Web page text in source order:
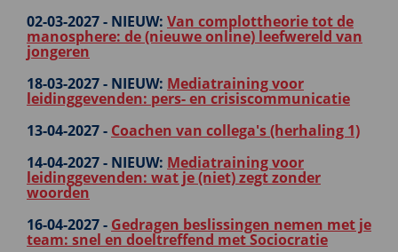
02-03-2027 - NIEUW: Van complottheorie tot de
manosphere: de (nieuwe online) leefwereld van
jongeren
18-03-2027 - NIEUW: Mediatraining voor
leidinggevenden: pers- en crisiscommunicatie
13-04-2027 - Coachen van collega's (herhaling 1)
14-04-2027 - NIEUW: Mediatraining voor
leidinggevenden: wat je (niet) zegt zonder
woorden
16-04-2027 - Gedragen beslissingen nemen met je
team: snel en doeltreffend met Sociocratie